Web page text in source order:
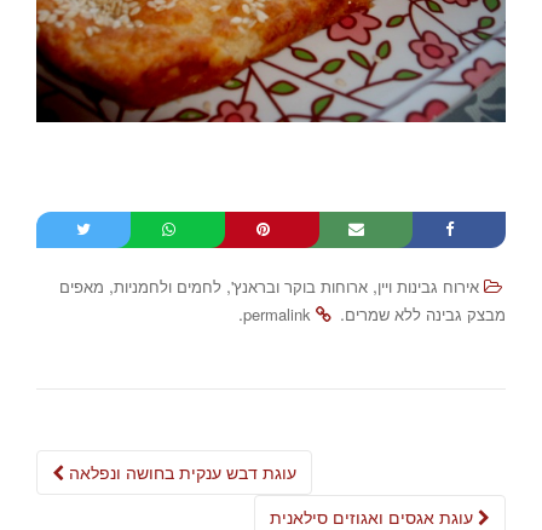
אירוח גבינות ויין, ארוחות בוקר ובראנץ', לחמים ולחמניות, מאפים
מבצק גבינה ללא שמרים.
permalink
.
Post
עוגת דבש ענקית בחושה ונפלאה